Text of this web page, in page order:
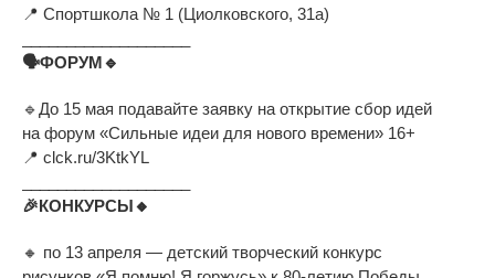
📍 Спортшкола № 1 (Циолковского, 31а)
🗣ФОРУМ🔹
🔹До 15 мая подавайте заявку на открытие сбор идей
на форум «Сильные идеи для нового времени» 16+
📍 clck.ru/3KtkYL
🎉КОНКУРСЫ🔸
🔸 по 13 апреля — детский творческий конкурс